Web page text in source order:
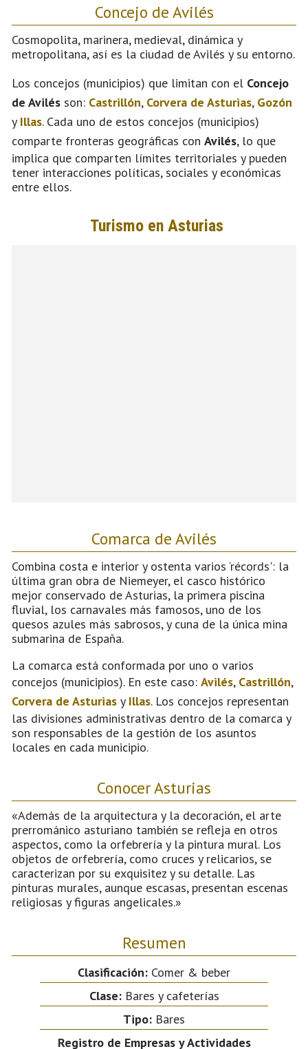
Concejo de Avilés
Cosmopolita, marinera, medieval, dinámica y
metropolitana, así es la ciudad de Avilés y su entorno.
Los concejos (municipios) que limitan con el Concejo
de Avilés son: Castrillón, Corvera de Asturias, Gozón
y Illas. Cada uno de estos concejos (municipios)
comparte fronteras geográficas con Avilés, lo que
implica que comparten límites territoriales y pueden
tener interacciones políticas, sociales y económicas
entre ellos.
Comarca de Avilés
Combina costa e interior y ostenta varios ‘récords': la
última gran obra de Niemeyer, el casco histórico
mejor conservado de Asturias, la primera piscina
fluvial, los carnavales más famosos, uno de los
quesos azules más sabrosos, y cuna de la única mina
submarina de España.
La comarca está conformada por uno o varios
concejos (municipios). En este caso: Avilés, Castrillón,
Corvera de Asturias y Illas. Los concejos representan
las divisiones administrativas dentro de la comarca y
son responsables de la gestión de los asuntos
locales en cada municipio.
Conocer Asturias
«Además de la arquitectura y la decoración, el arte
prerrománico asturiano también se refleja en otros
aspectos, como la orfebrería y la pintura mural. Los
objetos de orfebrería, como cruces y relicarios, se
caracterizan por su exquisitez y su detalle. Las
pinturas murales, aunque escasas, presentan escenas
religiosas y figuras angelicales.»
Resumen
Clasificación: Comer & beber
Clase:Bares y cafeterías
Tipo: Bares
Registro de Empresas y Actividades